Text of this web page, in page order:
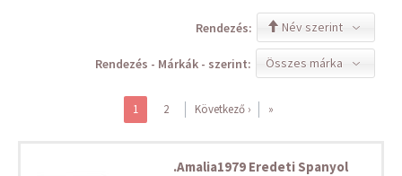
Név szerint
Rendezés:
Összes márka
Rendezés - Márkák - szerint:
1 2 Következő › »
.Amalia1979 Eredeti Spanyol